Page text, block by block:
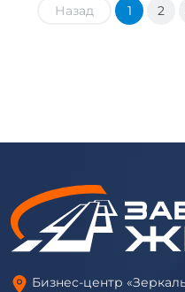
Назад 1 2
Бизнес-центр